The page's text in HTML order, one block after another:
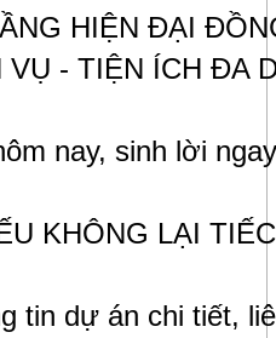
HIỆN ĐẠI
VỤ - TIỆN ÍCH ĐA
nay, sinh lời
KHÔNG LẠI TIẾC
tin dự án chi tiết,